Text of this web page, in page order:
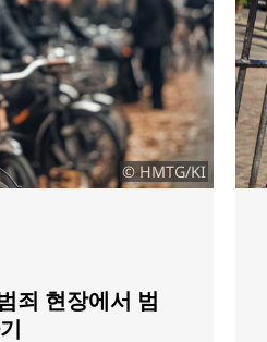
© HMTG/KI
죄 현장에서 범